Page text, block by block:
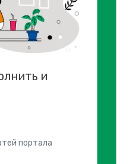
и
портала